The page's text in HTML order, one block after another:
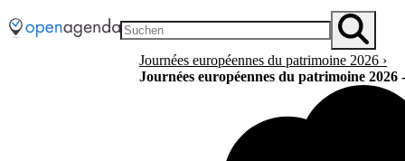
Journées européennes du patrimoine 2026 ›
Journées européennes du patrimoine 2026